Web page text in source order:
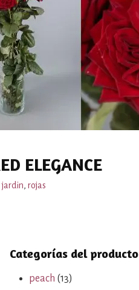
ELEGANCE
jardin, rojas
Categorías del producto
peach (13)